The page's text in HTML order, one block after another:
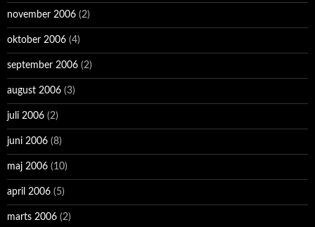
november 2006 (2)
oktober 2006 (4)
september 2006 (2)
august 2006 (3)
juli 2006 (2)
juni 2006 (8)
maj 2006 (10)
april 2006 (5)
marts 2006 (2)